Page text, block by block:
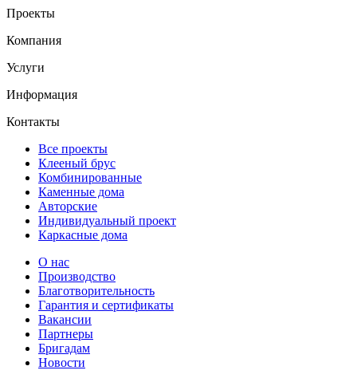
Проекты
Компания
Услуги
Информация
Контакты
Все проекты
Клееный брус
Комбинированные
Каменные дома
Авторские
Индивидуальный проект
Каркасные дома
О нас
Производство
Благотворительность
Гарантия и сертификаты
Вакансии
Партнеры
Бригадам
Новости